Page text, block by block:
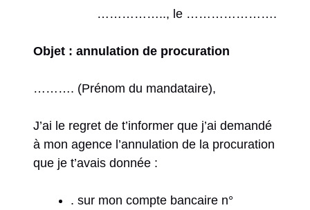
…………….., le ………………….
Objet : annulation de procuration
………. (Prénom du mandataire),
J’ai le regret de t’informer que j’ai demandé
à mon agence l’annulation de la procuration
que je t’avais donnée :
. sur mon compte bancaire n°